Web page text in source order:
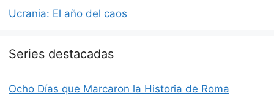
Ucrania: El año del caos
Series destacadas
Ocho Días que Marcaron la Historia de Roma